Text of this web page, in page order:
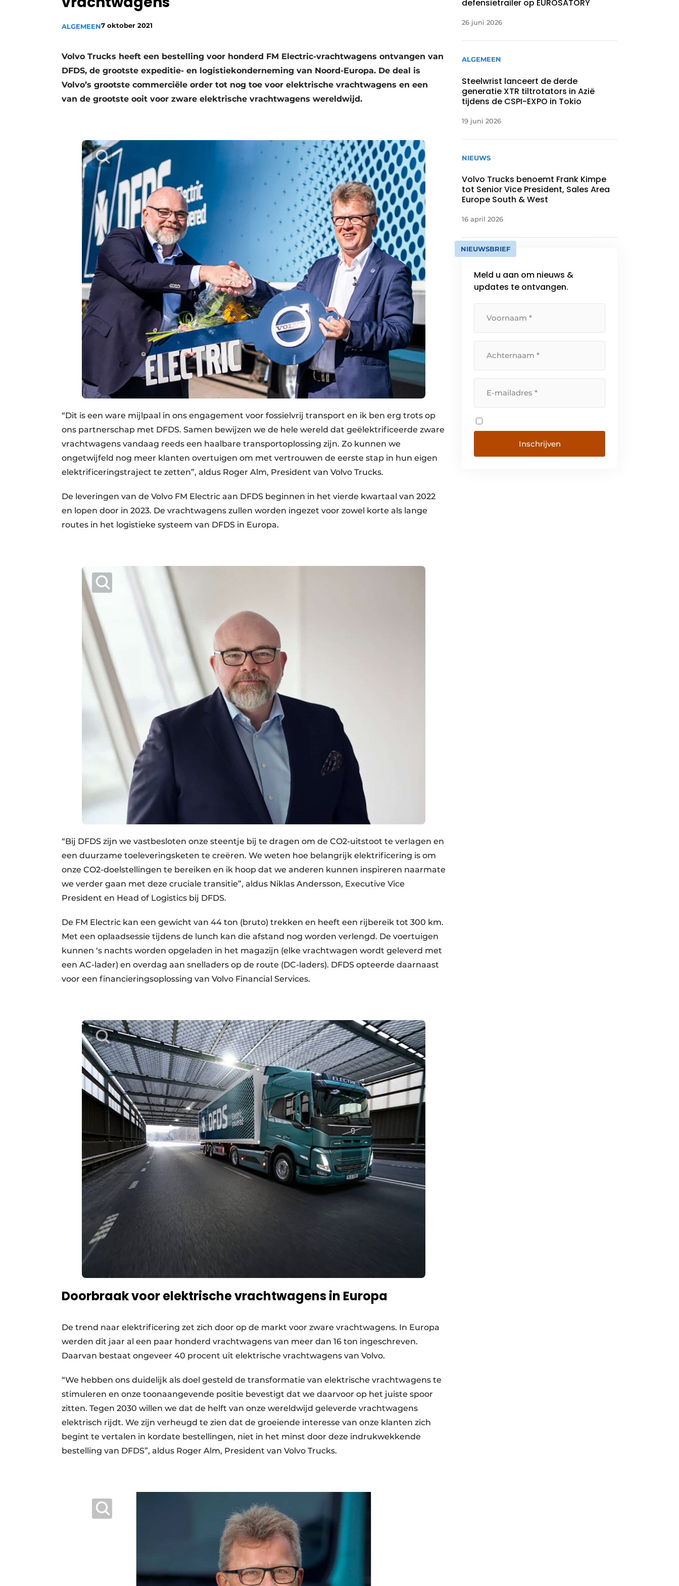
Vacature aanmelden
Vacatures
ALGEMEEN7 oktober 2021
Volvo Trucks heeft een bestelling voor honderd FM Electric-vrachtwagens ontvangen van
DFDS, de grootste expeditie- en logistiekonderneming van Noord-Europa. De deal is
Volvo’s grootste commerciële order tot nog toe voor elektrische vrachtwagens en een
van de grootste ooit voor zware elektrische vrachtwagens wereldwijd.
“Dit is een ware mijlpaal in ons engagement voor fossielvrij transport en ik ben erg trots op
ons partnerschap met DFDS. Samen bewijzen we de hele wereld dat geëlektrificeerde zware
vrachtwagens vandaag reeds een haalbare transportoplossing zijn. Zo kunnen we
ongetwijfeld nog meer klanten overtuigen om met vertrouwen de eerste stap in hun eigen
elektrificeringstraject te zetten”, aldus Roger Alm, President van Volvo Trucks.
De leveringen van de Volvo FM Electric aan DFDS beginnen in het vierde kwartaal van 2022
en lopen door in 2023. De vrachtwagens zullen worden ingezet voor zowel korte als lange
routes in het logistieke systeem van DFDS in Europa.
“Bij DFDS zijn we vastbesloten onze steentje bij te dragen om de CO2-uitstoot te verlagen en
een duurzame toeleveringsketen te creëren. We weten hoe belangrijk elektrificering is om
onze CO2-doelstellingen te bereiken en ik hoop dat we anderen kunnen inspireren naarmate
we verder gaan met deze cruciale transitie”, aldus Niklas Andersson, Executive Vice
President en Head of Logistics bij DFDS.
De FM Electric kan een gewicht van 44 ton (bruto) trekken en heeft een rijbereik tot 300 km.
Met een oplaadsessie tijdens de lunch kan die afstand nog worden verlengd. De voertuigen
kunnen ‘s nachts worden opgeladen in het magazijn (elke vrachtwagen wordt geleverd met
een AC-lader) en overdag aan snelladers op de route (DC-laders). DFDS opteerde daarnaast
voor een financieringsoplossing van Volvo Financial Services.
Doorbraak voor elektrische vrachtwagens in Europa
De trend naar elektrificering zet zich door op de markt voor zware vrachtwagens. In Europa
werden dit jaar al een paar honderd vrachtwagens van meer dan 16 ton ingeschreven.
Daarvan bestaat ongeveer 40 procent uit elektrische vrachtwagens van Volvo.
“We hebben ons duidelijk als doel gesteld de transformatie van elektrische vrachtwagens te
stimuleren en onze toonaangevende positie bevestigt dat we daarvoor op het juiste spoor
zitten. Tegen 2030 willen we dat de helft van onze wereldwijd geleverde vrachtwagens
elektrisch rijdt. We zijn verheugd te zien dat de groeiende interesse van onze klanten zich
begint te vertalen in kordate bestellingen, niet in het minst door deze indrukwekkende
bestelling van DFDS”, aldus Roger Alm, President van Volvo Trucks.
defensietrailer op EUROSATORY
26 juni 2026
ALGEMEEN
Steelwrist lanceert de derde
generatie XTR tiltrotators in Azië
tijdens de CSPI-EXPO in Tokio
19 juni 2026
NIEUWS
Volvo Trucks benoemt Frank Kimpe
tot Senior Vice President, Sales Area
Europe South & West
16 april 2026
NIEUWSBRIEF
Meld u aan om nieuws &
updates te ontvangen.